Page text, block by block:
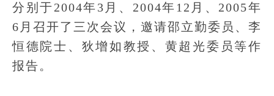
分别于2004年3月、2004年12月、2005年
6月召开了三次会议，邀请邵立勤委员、李
恒德院士、狄增如教授、黄超光委员等作
报告。